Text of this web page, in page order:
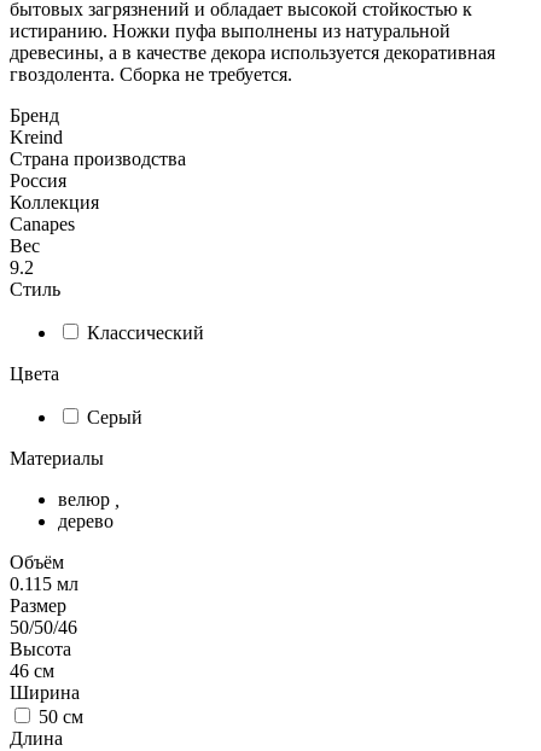
бытовых загрязнений и обладает высокой стойкостью к
истиранию. Ножки пуфа выполнены из натуральной
древесины, а в качестве декора используется декоративная
гвоздолента. Сборка не требуется.
Бренд
Kreind
Страна производства
Россия
Коллекция
Canapes
Вес
9.2
Стиль
Классический
Цвета
Серый
Материалы
велюр
дерево
Объём
0.115 мл
Размер
50/50/46
Высота
46 см
Ширина
50 см
Длина